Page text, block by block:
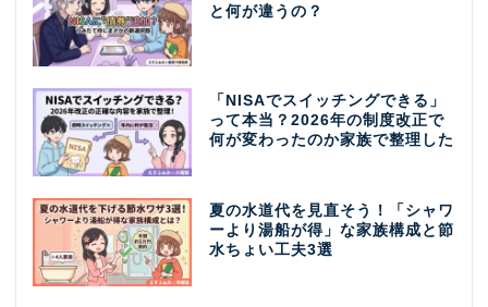
と何が違うの？
「NISAでスイッチングできる」
って本当？2026年の制度改正で
何が変わったのか家族で整理した
夏の水道代を見直そう！「シャワ
ーより湯船が得」な家族構成と節
水ちょい工夫3選